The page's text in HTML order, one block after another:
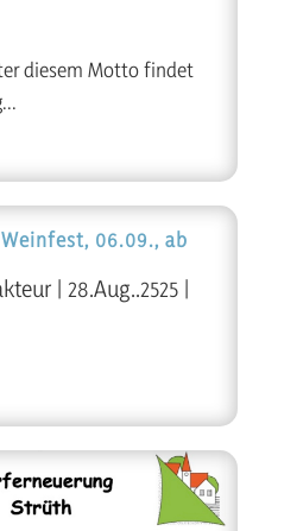
diesem Motto findet
06.09., ab
| 28.Aug..2525|